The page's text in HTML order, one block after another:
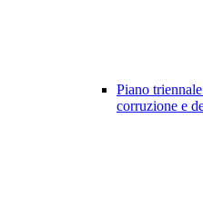
Piano
corruzione e